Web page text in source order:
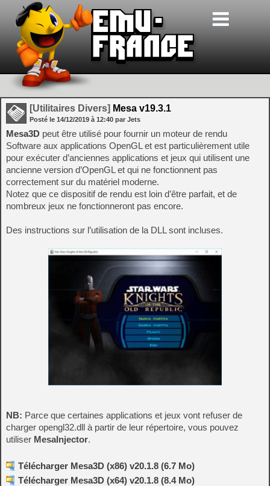
[Utilitaires Divers] Mesa v19.3.1
Posté le 14/12/2019 à 12:40 par Jets
Mesa3D peut être utilisé pour fournir un moteur de rendu
Software aux applications OpenGL et est particulièrement utile
pour exécuter d’anciennes applications et jeux qui utilisent une
ancienne version d’OpenGL et qui ne fonctionnent pas
correctement sur du matériel moderne.
Notez que ce dispositif de rendu est loin d’être parfait, et de
nombreux jeux ne fonctionneront pas encore.
Des instructions sur l’utilisation de la DLL sont incluses.
NB: Parce que certaines applications et jeux vont refuser de
charger opengl32.dll à partir de leur répertoire, vous pouvez
utiliser MesaInjector.
Télécharger Mesa3D (x86) v20.1.8 (6.7 Mo)
Télécharger Mesa3D (x64) v20.1.8 (8.4 Mo)